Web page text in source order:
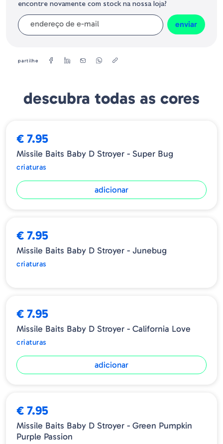
-Tamanho: 5"
-Quantidade: 10 Uds/Blister
encontre novamente com stock na nossa loja?
enviar
partilhe
descubra todas as cores
€ 7.95
Missile Baits Baby D Stroyer - Super Bug
criaturas
adicionar
€ 7.95
Missile Baits Baby D Stroyer - Junebug
criaturas
€ 7.95
Missile Baits Baby D Stroyer - California Love
criaturas
adicionar
€ 7.95
Missile Baits Baby D Stroyer - Green Pumpkin
Purple Passion